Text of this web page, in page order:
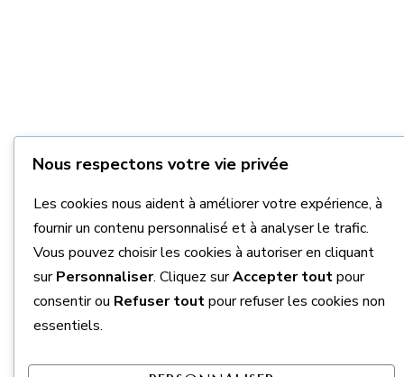
Nous respectons votre vie privée
Les cookies nous aident à améliorer votre expérience, à
fournir un contenu personnalisé et à analyser le trafic.
Vous pouvez choisir les cookies à autoriser en cliquant
surPersonnaliser. Cliquez surAccepter toutpour
consentir ou Refuser toutpour refuser les cookies non
essentiels.